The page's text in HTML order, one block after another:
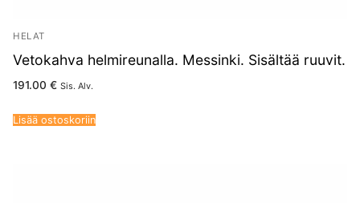
HELAT
Vetokahva helmireunalla. Messinki. Sisältää ruuvit.
191.00 € Sis. Alv.
Lisää ostoskoriin